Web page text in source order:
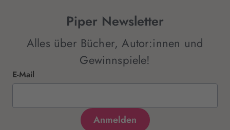
Piper Newsletter
Alles über Bücher, Autor:innen und
Gewinnspiele!
E-Mail